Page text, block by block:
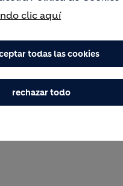
clic aquí
todas las cookies
rechazar todo